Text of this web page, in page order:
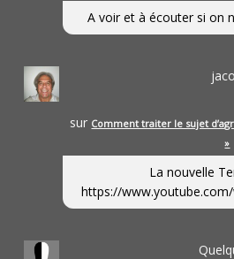
A voir et à écouter si on
sur Comment traiter le sujet
»
La nouvelle
https://